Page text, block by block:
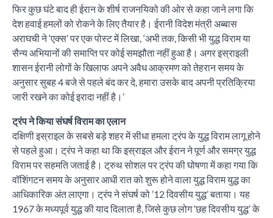
फिर कुछ घंटे बाद ही ईरान के शीर्ष राजनयिको की ओर से कहा जाने लगा कि
देश हवाई हमलों को रोकने के लिए तैयार है। ईरानी विदेश मंत्री अब्बास
अराघची ने ‘एक्स’ पर एक पोस्ट में लिखा, ‘अभी तक, किसी भी युद्ध विराम या
सैन्य अभियानों की समाप्ति पर कोई समझौता नहीं हुआ है। अगर इस्राइली
शासन ईरानी लोगों के खिलाफ अपने अवैध आक्रमण को तेहरान समय के
अनुसार सुबह 4 बजे से पहले बंद कर दे, हमारा उसके बाद अपनी प्रतिक्रिया
जारी रखने का कोई इरादा नहीं है।’
ट्रंप ने किया संघर्ष विराम का एलान
दक्षिणी इस्राइल के सबसे बड़े शहर में सीधा हमला ट्रंप के युद्ध विराम लागू होने
से पहले हुआ। ट्रंप ने कहा था कि इस्राइल और ईरान ने पूर्ण और समग्र युद्ध
विराम पर सहमति जताई है। ट्रुथ सोशल पर ट्रंप की घोषणा में कहा गया कि
वॉशिंगटन समय के अनुसार आधी रात को शुरू होने वाला युद्ध विराम युद्ध का
आधिकारिक अंत लाएगा। ट्रंप ने संघर्ष को ’12 दिवसीय युद्ध’ बताया। यह
1967 के मध्यपूर्व युद्ध की याद दिलाता है, जिसे कुछ लोग ‘छह दिवसीय युद्ध’ के